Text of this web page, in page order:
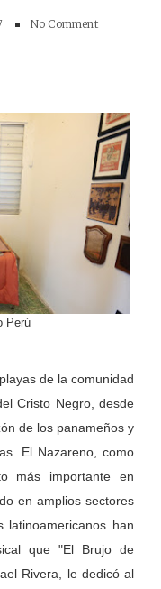
No Comment
Perú
de la comunidad
Cristo Negro, desde
de los panameños y
El Nazareno, como
más importante en
en amplios sectores
latinoamericanos han
que "El Brujo de
Rivera, le dedicó al